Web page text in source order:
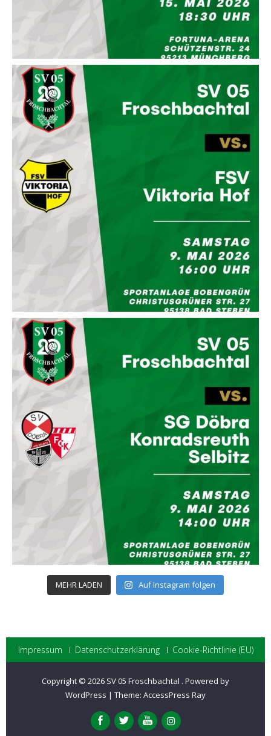
MEHR LADEN Auf Instagram folgen
Impressum Datenschutzerklärung Cookie-Richtlinie (EU)
Copyright © 2026 SV 05 Froschbachtal . Powered by
WordPress | Theme: AccessPress Ray